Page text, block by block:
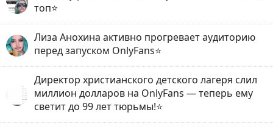
топ⭐️
Лиза Анохина активно прогревает аудиторию
перед запуском OnlyFans⭐️
Директор христианского детского лагеря слил
миллион долларов на OnlyFans — теперь ему
светит до 99 лет тюрьмы!⭐️